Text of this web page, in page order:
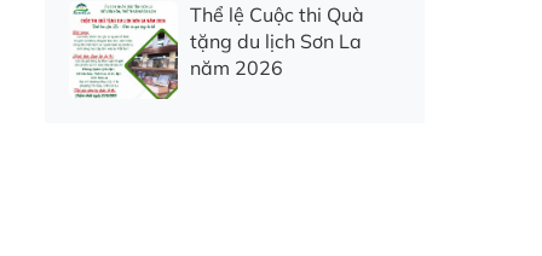
Thể lệ Cuộc thi Quà
tặng du lịch Sơn La
năm 2026